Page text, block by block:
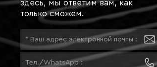
здесь, мы ответим вам, как
только сможем.